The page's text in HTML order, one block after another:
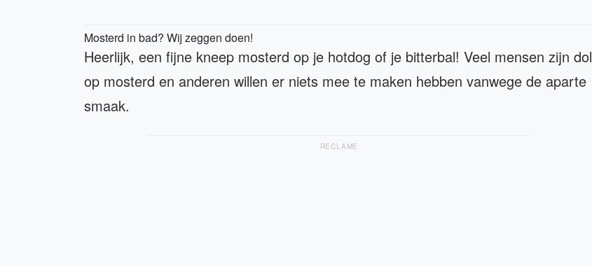
Mosterd in bad? Wij zeggen doen!
Heerlijk, een fijne kneep mosterd op je hotdog of je bitterbal! Veel mensen zijn dol
op mosterd en anderen willen er niets mee te maken hebben vanwege de aparte
smaak.
RECLAME